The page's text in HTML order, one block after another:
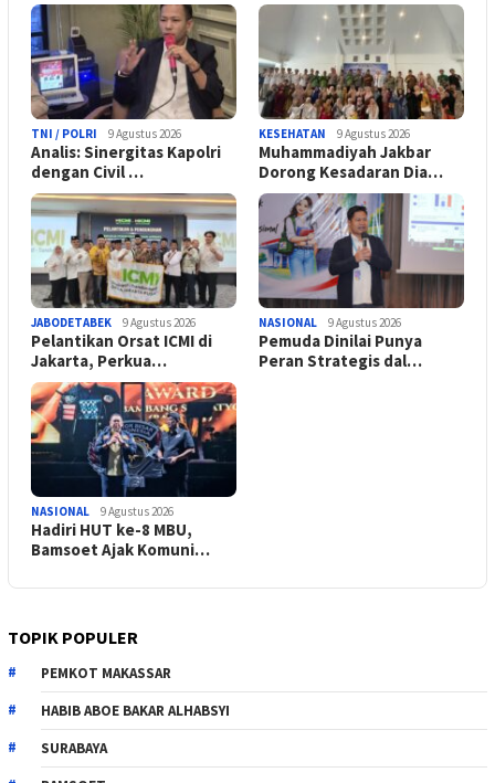
TNI / POLRI 9 Agustus 2026
Analis: Sinergitas Kapolri
dengan Civil …
KESEHATAN 9 Agustus 2026
Muhammadiyah Jakbar
Dorong Kesadaran Dia…
JABODETABEK 9 Agustus 2026
Pelantikan Orsat ICMI di
Jakarta, Perkua…
NASIONAL 9 Agustus 2026
Pemuda Dinilai Punya
Peran Strategis dal…
NASIONAL 9 Agustus 2026
Hadiri HUT ke-8 MBU,
Bamsoet Ajak Komuni…
TOPIK POPULER
PEMKOT MAKASSAR
HABIB ABOE BAKAR ALHABSYI
SURABAYA